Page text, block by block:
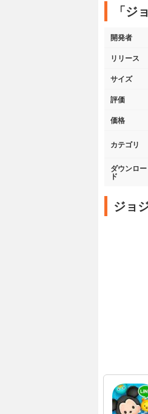
「ジ
開発者
リリース
サイズ
評価
価格
カテゴリ
ダウンロー
ド
ジョ